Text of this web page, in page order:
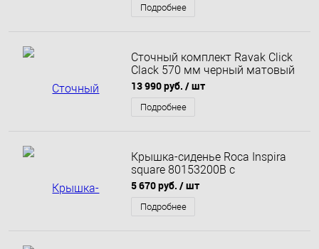
Подробнее
Сточный комплект Ravak Click
Clack 570 мм черный матовый
X01746
13 990 руб. / шт
Подробнее
Крышка-сиденье Roca Inspira
square 80153200B с
микролифтом петли хром
5 670 руб. / шт
Подробнее